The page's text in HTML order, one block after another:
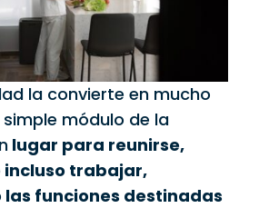
la convierte en mucho
módulo de la
lugar para reunirse,
incluso trabajar,
funciones destinadas